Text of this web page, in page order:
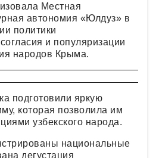
Местная
автономия «Юлдуз» в
политики
и популяризации
народов Крыма.
подготовили яркую
которая позволила им
узбекского народа.
национальные
дегустация